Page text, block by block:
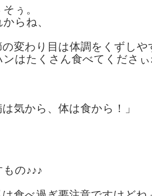
ぅ。
らね、
の変わり目は体調をくずし
ンはたくさん食べてくださ
は気から、体は食から！」
の♪♪♪